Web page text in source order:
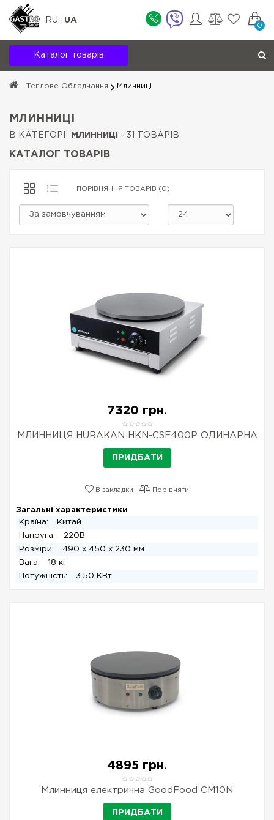
RU UA
0
Каталог товарів
Теплове Обладнання Млинниці
МЛИННИЦІ
В КАТЕГОРІЇ МЛИННИЦІ - 31 ТОВАРІВ
КАТАЛОГ ТОВАРІВ
ПОРІВНЯННЯ ТОВАРІВ (0)
7320 грн.
МЛИННИЦЯ HURAKAN HKN-CSE400P ОДИНАРНА
ПРИДБАТИ
В закладки Порівняти
Загальні характеристики
Країна:
Китай
Напруга:
220В
Розміри:
490 x 450 x 230 мм
Вага:
18 кг
Потужність:
3.50 КВт
4895 грн.
Млинниця електрична GoodFood CM10N
ПРИДБАТИ